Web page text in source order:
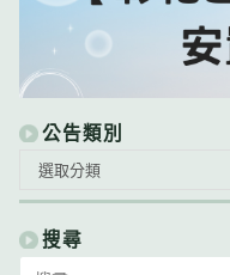
公告類別
類
別
選取分類
搜尋